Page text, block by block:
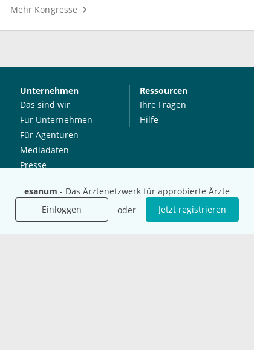
esanum - Das Ärztenetzwerk für approbierte Ärzte
Einloggen
oder Jetzt registrieren
Mehr Kongresse
Unternehmen
Das sind wir
Für Unternehmen
Für Agenturen
Mediadaten
Presse
Jobs
Ressourcen
Ihre Fragen
Hilfe